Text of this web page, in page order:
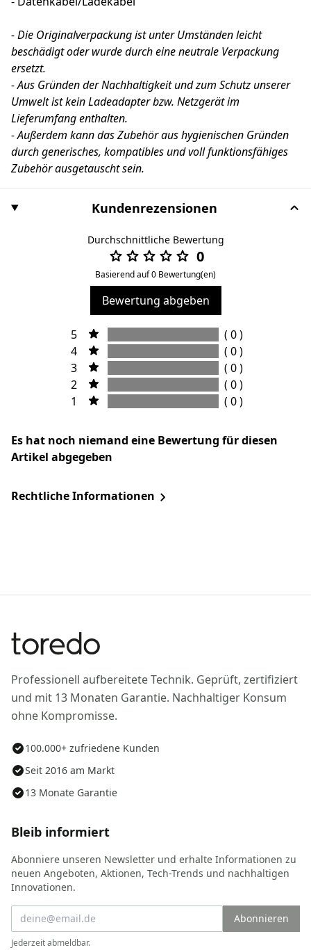
- Die Originalverpackung ist unter Umständen leicht
beschädigt oder wurde durch eine neutrale Verpackung
ersetzt.
- Aus Gründen der Nachhaltigkeit und zum Schutz unserer
Umwelt ist kein Ladeadapter bzw. Netzgerät im
Lieferumfang enthalten.
- Außerdem kann das Zubehör aus hygienischen Gründen
durch generisches, kompatibles und voll funktionsfähiges
Zubehör ausgetauscht sein.
Kundenrezensionen
Durchschnittliche Bewertung
0
Basierend auf 0 Bewertung(en)
Bewertung abgeben
5
( 0 )
4
( 0 )
3
( 0 )
2
( 0 )
1
( 0 )
Es hat noch niemand eine Bewertung für diesen
Artikel abgegeben
Rechtliche Informationen
Professionell aufbereitete Technik. Geprüft, zertifiziert
und mit 13 Monaten Garantie. Nachhaltiger Konsum
ohne Kompromisse.
100.000+ zufriedene Kunden
Seit 2016 am Markt
13 Monate Garantie
Bleib informiert
Abonniere unseren Newsletter und erhalte Informationen zu
neuen Angeboten, Aktionen, Tech-Trends und nachhaltigen
Innovationen.
Abonnieren
Jederzeit abmeldbar.